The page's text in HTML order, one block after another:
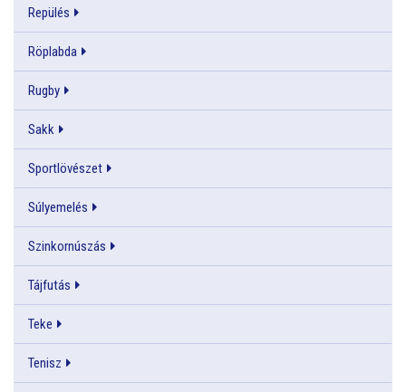
Repülés
Röplabda
Rugby
Sakk
Sportlövészet
Súlyemelés
Szinkornúszás
Tájfutás
Teke
Tenisz